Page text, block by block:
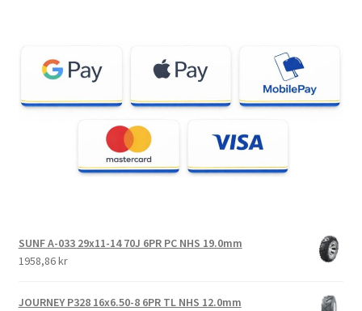
SUNF A-033 29x11-14 70J 6PR PC NHS 19.0mm
1958,86 kr
JOURNEY P328 16x6.50-8 6PR TL NHS 12.0mm